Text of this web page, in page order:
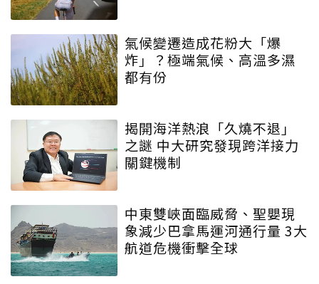
氣候變遷造成花粉大「爆
炸」？極端氣候、高溫多濕
都有份
揭開海洋熱浪「久燒不退」
之謎 中大研究發現跨洋接力
關鍵機制
中東雙峽面臨威脅、聖嬰現
象減少巴拿馬運河通行量 3大
航道危機衝擊全球